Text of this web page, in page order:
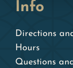
Info
Directions
Hours
Questions